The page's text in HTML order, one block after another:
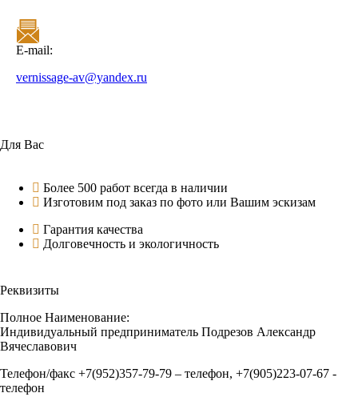
E-mail:
vernissage-av@yandex.ru
Для Вас
Более 500 работ всегда в наличии
Изготовим под заказ по фото или Вашим эскизам
Гарантия качества
Долговечность и экологичность
Реквизиты
Полное Наименование:
Индивидуальный предприниматель Подрезов Александр
Вячеславович
Телефон/факс +7(952)357-79-79 – телефон, +7(905)223-07-67 -
телефон